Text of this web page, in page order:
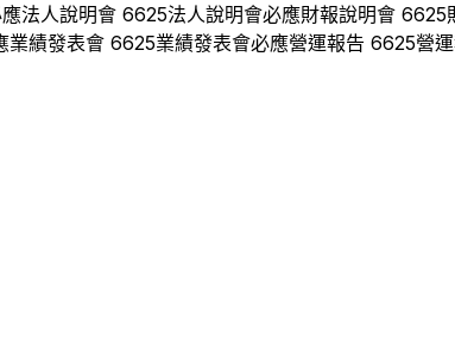
法人說明會 6625法人說明會必應財報說明會 6625
業績發表會 6625業績發表會必應營運報告 6625營